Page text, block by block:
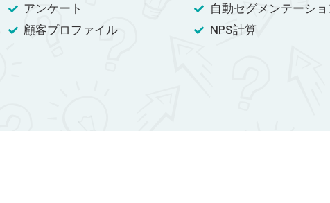
アンケート
顧客プロファイル
自動セグメンテーシ
NPS計算